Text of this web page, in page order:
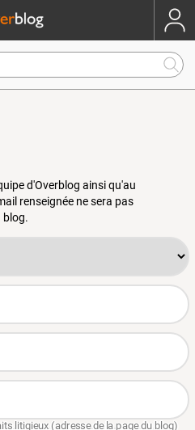
d'Overblog ainsi qu'au
renseignée ne sera pas
blog.